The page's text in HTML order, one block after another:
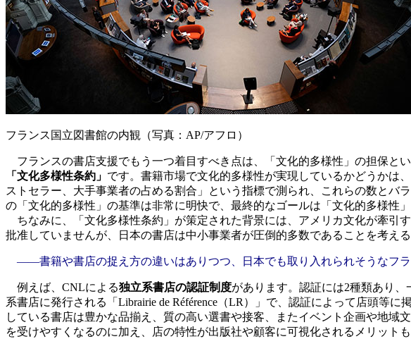
フランス国立図書館の内観（写真：AP/アフロ）
フランスの書店支援でもう一つ着目すべき点は、「文化的多様性」の担保と
「文化多様性条約」 です。書籍市場で文化的多様性が実現しているかどうかは
ストセラー、大手事業者の占める割合」という指標で測られ、これらの数とバ
の「文化的多様性」の基準は非常に明快で、最終的なゴールは「文化的多様性
ちなみに、「文化多様性条約」が策定された背景には、アメリカ文化が牽引
批准していませんが、日本の書店は中小事業者が圧倒的多数であることを考え
――書籍や書店の捉え方の違いはありつつ、日本でも取り入れられそうなフラ
例えば、CNLによる独立系書店の認証制度があります。認証には2種類あり、
系書店に発行される「Librairie de Référence（LR）」で、認証によって店頭等
している書店は豊かな品揃え、質の高い選書や接客、またイベント企画や地
を受けやすくなるのに加え、店の特性が出版社や顧客に可視化されるメリット